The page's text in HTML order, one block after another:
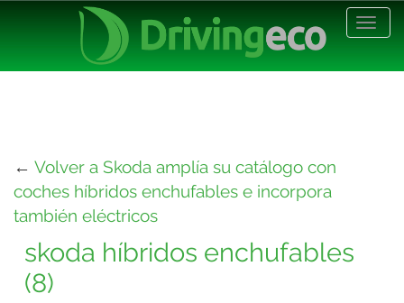
← Volver a Skoda amplía su catálogo con
coches híbridos enchufables e incorpora
también eléctricos
skoda híbridos enchufables
(8)